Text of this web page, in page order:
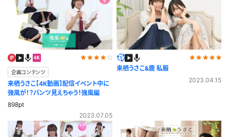
企画コンテンツ
来栖うさこ【4K動画】配信イベント中に
強風が！？パンツ見えちゃう！強風編
898pt
2023.07.05
来栖うさこ&鹿 私服
2023.04.15